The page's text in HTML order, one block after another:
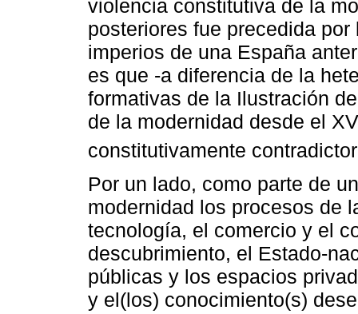
violencia constitutiva de la
posteriores fue precedida
imperios de una España
es que -a diferencia de la
formativas de la Ilustración
de la modernidad desde el
constitutivamente
Por un lado, como parte de
modernidad los procesos de
tecnología, el comercio y el
descubrimiento, el Estado-
públicas y los espacios
y el(los) conocimiento(s)